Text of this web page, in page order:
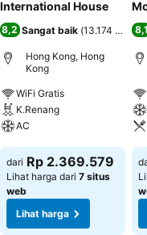
International House
8,2 Sangat baik (13.174
Hong Kong, Hong
Kong
WiFi Gratis
K.Renang
AC
Lihat harga
dari Rp 2.369.579
Lihat harga dari 7 situs
web
Lihat harga
8,1